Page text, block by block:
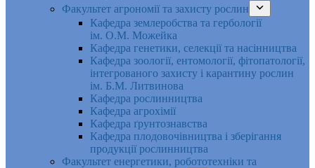
Факультет агрономії та захисту рослин
Кафедра землеробства та гербології
ім. О.М. Можейка
Кафедра генетики, селекції та насінництва
Кафедра зоології, ентомології, фітопатології,
інтегрованого захисту і карантину рослин
ім. Б.М. Литвинова
Кафедра рослинництва
Кафедра агрохімії
Кафедра ґрунтознавства
Кафедра плодовочівництва і зберігання
продукції рослинництва
Факультет енергетики, робототехніки та